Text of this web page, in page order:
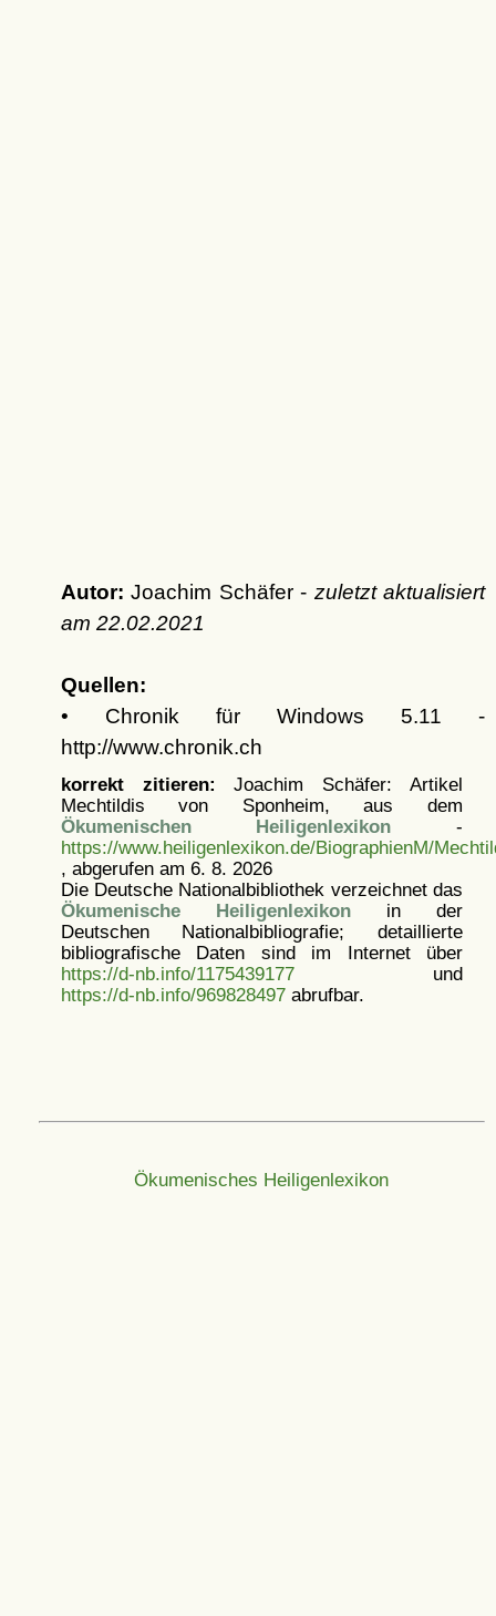
Autor: Joachim Schäfer - zuletzt aktualisiert
am 22.02.2021
Quellen:
• Chronik für Windows 5.11 -
http://www.chronik.ch
korrekt zitieren: Joachim Schäfer: Artikel
Mechtildis von Sponheim, aus dem
Ökumenischen Heiligenlexikon -
https://www.heiligenlexikon.de/BiographienM/
, abgerufen am 6. 8. 2026
Die Deutsche Nationalbibliothek verzeichnet das
Ökumenische Heiligenlexikonin der
Deutschen Nationalbibliografie; detaillierte
bibliografische Daten sind im Internet über
https://d-nb.info/1175439177und
https://d-nb.info/969828497abrufbar.
Ökumenisches Heiligenlexikon